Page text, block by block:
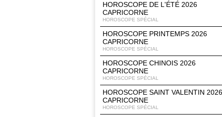
HOROSCOPE DE L'ÉTÉ 2026
CAPRICORNE
HOROSCOPE SPÉCIAL
HOROSCOPE PRINTEMPS 2026
CAPRICORNE
HOROSCOPE SPÉCIAL
HOROSCOPE CHINOIS 2026
CAPRICORNE
HOROSCOPE SPÉCIAL
HOROSCOPE SAINT VALENTIN 2026
CAPRICORNE
HOROSCOPE SPÉCIAL